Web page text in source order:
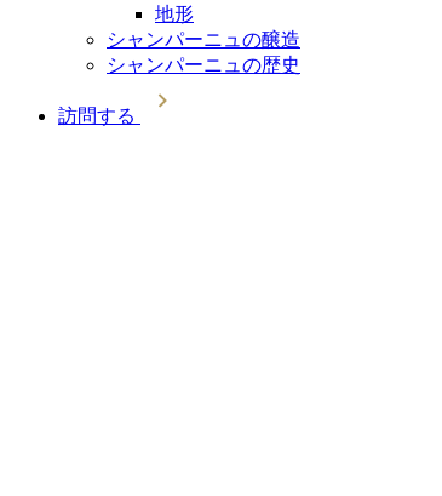
地形
シャンパーニュの醸造
シャンパーニュの歴史
訪問する